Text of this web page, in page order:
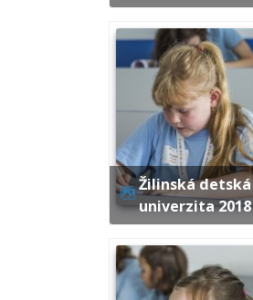
Žilinská detská
univerzita 2018